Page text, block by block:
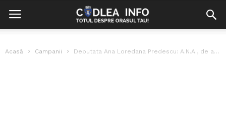
Acasă Campanii Deputata Ana Loredana Predescu: A.N.A., de acum, responsabilă cu siguranța în școli